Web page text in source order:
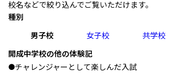
校名などで絞り込んでご覧いただけます。
種別
男子校
女子校
共学校
開成中学校の他の体験記
●チャレンジャーとして楽しんだ入試